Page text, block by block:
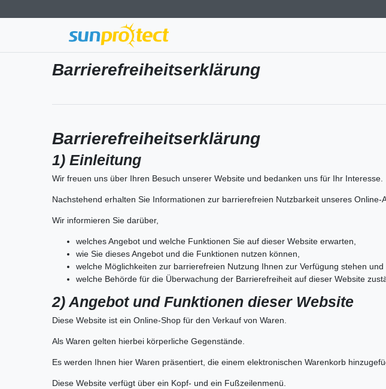
Barrierefreiheitserklärung
Barrierefreiheitserklärung
1) Einleitung
Wir freuen uns über Ihren Besuch unserer Website und bedanken uns für Ihr Interesse.
Nachstehend erhalten Sie Informationen zur barrierefreien Nutzbarkeit unseres Online-
Wir informieren Sie darüber,
welches Angebot und welche Funktionen Sie auf dieser Website erwarten,
wie Sie dieses Angebot und die Funktionen nutzen können,
welche Möglichkeiten zur barrierefreien Nutzung Ihnen zur Verfügung stehen und
welche Behörde für die Überwachung der Barrierefreiheit auf dieser Website
2) Angebot und Funktionen dieser Website
Diese Website ist ein Online-Shop für den Verkauf von Waren.
Als Waren gelten hierbei körperliche Gegenstände.
Es werden Ihnen hier Waren präsentiert, die einem elektronischen Warenkorb
Diese Website verfügt über ein Kopf- und ein Fußzeilenmenü.